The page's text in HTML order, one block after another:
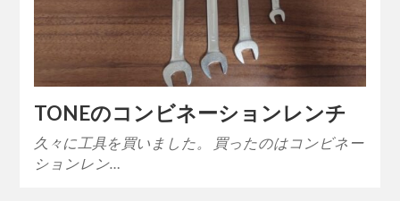
TONEのコンビネーションレンチ
久々に工具を買いました。 買ったのはコンビネー
ションレン…